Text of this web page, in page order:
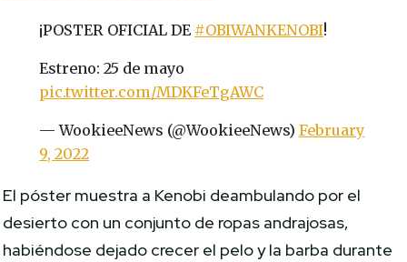
¡POSTER OFICIAL DE #OBIWANKENOBI!
Estreno: 25 de mayo
pic.twitter.com/MDKFeTgAWC
— WookieeNews (@WookieeNews)February
9, 2022
El póster muestra a Kenobi deambulando por el
desierto con un conjunto de ropas andrajosas,
habiéndose dejado crecer el pelo y la barba durante